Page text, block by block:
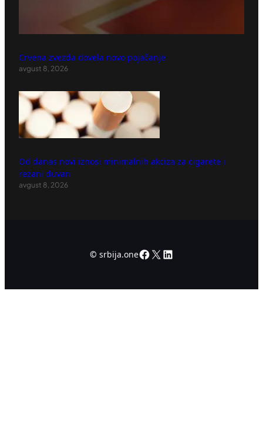
Crvena zvezda dovela novo pojačanje
avgust 8, 2026
Od danas novi iznosi minimalnih akciza za cigarete i
rezani duvan
avgust 8, 2026
© srbija.oneFacebook
X LinkedIn